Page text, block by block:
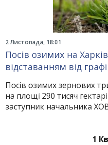
2 Листопада, 18:01
Посів озимих на
відставанням від
Посів озимих зернових
на площі 290 тисяч
заступник начальника
1